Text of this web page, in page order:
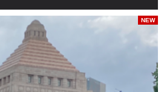
NEW